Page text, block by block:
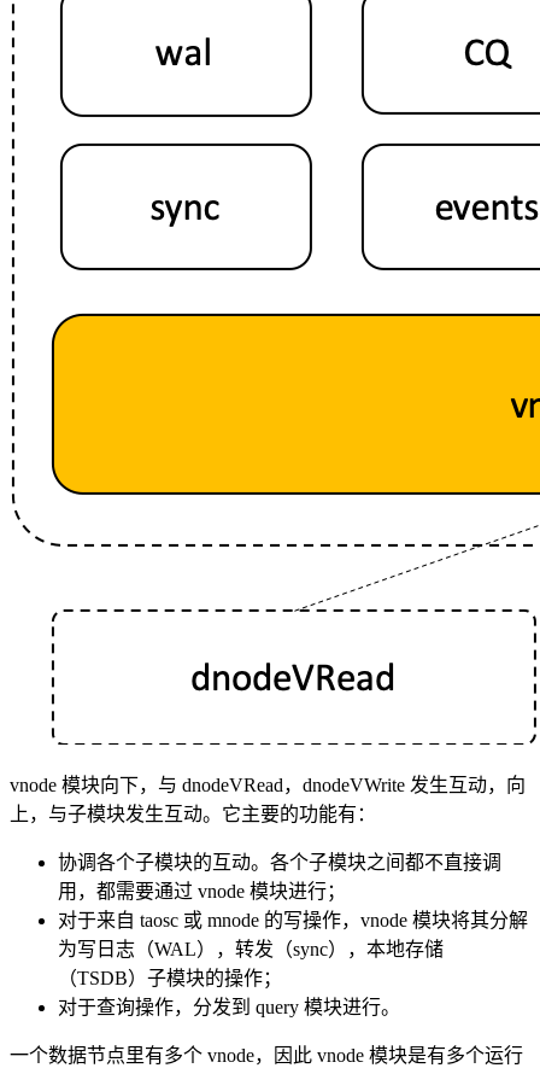
vnode 模块向下，与 dnodeVRead，dnodeVWrite 发生互动，向
上，与子模块发生互动。它主要的功能有：
协调各个子模块的互动。各个子模块之间都不直接调
用，都需要通过 vnode 模块进行；
对于来自 taosc 或 mnode 的写操作，vnode 模块将其分解
为写日志（WAL），转发（sync），本地存储
（TSDB）子模块的操作；
对于查询操作，分发到 query 模块进行。
一个数据节点里有多个 vnode，因此 vnode 模块是有多个运行